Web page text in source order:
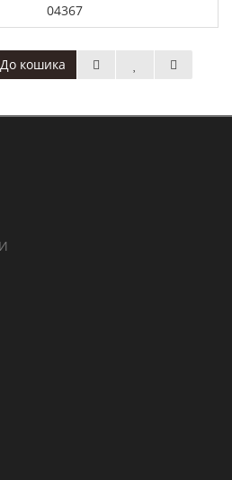
04367
До кошика